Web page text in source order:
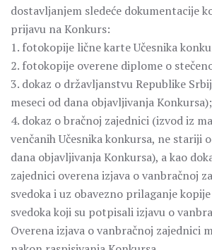
dostavljanjem sledeće dokumentacije
prijavu na Konkurs:
1. fotokopije lične karte Učesnika
2. fotokopije overene diplome o
3. dokaz o državljanstvu Republike
meseci od dana objavljivanja Konkursa);
4. dokaz o bračnoj zajednici (izvod iz
venčanih Učesnika konkursa, ne stariji
dana objavljivanja Konkursa), a kao
zajednici overena izjava o vanbračnoj
svedoka i uz obavezno prilaganje
svedoka koji su potpisali izjavu o
Overena izjava o vanbračnoj zajednici